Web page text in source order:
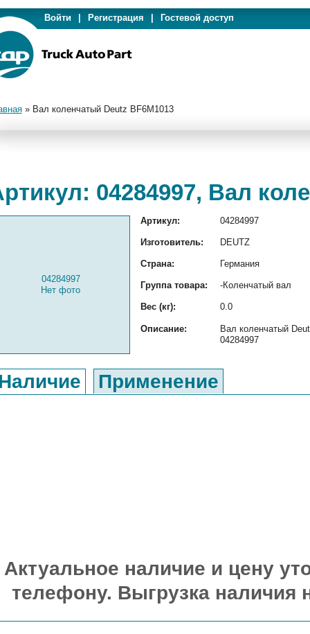
Войти Регистрация Гостевой доступ
» Вал коленчатый Deutz BF6M1013
04284997, Вал
04284997
Нет фото
Артикул: 04284997
Изготовитель: DEUTZ
Страна: Германия
Группа товара: -Коленчатый вал
Вес (кг): 0.0
Описание:
Вал коленчатый
04284997
Применение
Актуальное наличие и цену
телефону. Выгрузка наличия